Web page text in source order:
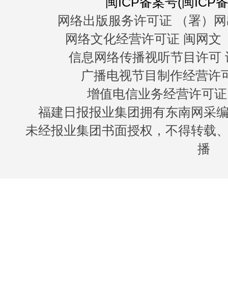
网络出版服务许可证 （署）
网络文化经营许可证 闽网文
信息网络传播视听节目许可
广播电视节目制作经营许
增值电信业务经营许可
福建日报报业集团拥有东南网采
未经报业集团书面授权，不得转载
播